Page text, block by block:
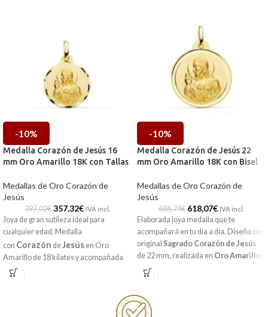
-10%
Medalla Corazón de Jesús 16
mm Oro Amarillo 18K con Tallas
Medallas de Oro Corazón de
Jesús
397,02€ 357,32€ IVA incl.
Joya de gran sutileza ideal para
cualquier edad. Medalla
con Corazón deJesús en Oro
Amarillo de 18 kilates y acompañada
por originales tallas laterales.
-10%
Medalla Corazón de Jesús 22
mm Oro Amarillo 18K con Bisel
Medallas de Oro Corazón de
Jesús
686,74€ 618,07€ IVA incl.
Elaborada joya medalla que te
acompañará en tu día a día. Diseño con
original Sagrado Corazón de Jesús
de 22 mm, realizada en Oro Amarillo
de 18 kilates y acompañada por
sencillo y ligero bisel lateral. Joya de
toda la vida.